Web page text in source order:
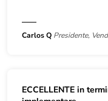
Carlos Q Presidente,
ECCELLENTE in